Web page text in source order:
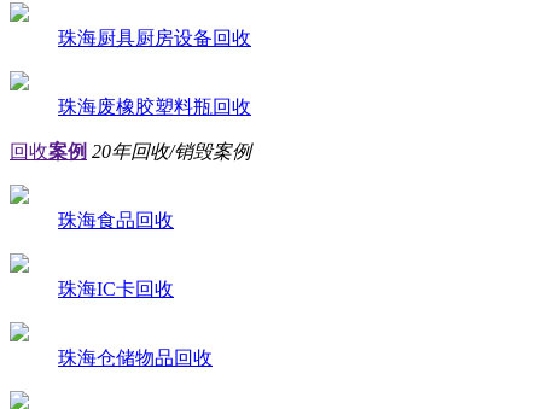
珠海厨具厨房设备回收
珠海废橡胶塑料瓶回收
回收案例 20年回收/销毁案例
珠海食品回收
珠海IC卡回收
珠海仓储物品回收